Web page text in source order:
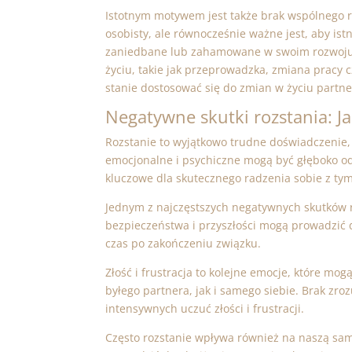
Istotnym motywem jest także brak
osobisty, ale równocześnie ważne jest, aby
zaniedbane lub zahamowane w swoim
życiu, takie jak przeprowadzka, zmiana pracy
stanie dostosować się do zmian w życiu
Negatywne skutki rozstania:
Rozstanie to wyjątkowo trudne
emocjonalne i psychiczne mogą być głęboko
kluczowe dla skutecznego radzenia sobie z
Jednym z najczęstszych negatywnych
bezpieczeństwa i przyszłości mogą
czas po zakończeniu związku.
Złość i frustracja to kolejne emocje, które
byłego partnera, jak i samego siebie. Brak
intensywnych uczuć złości i frustracji.
Często rozstanie wpływa również na naszą